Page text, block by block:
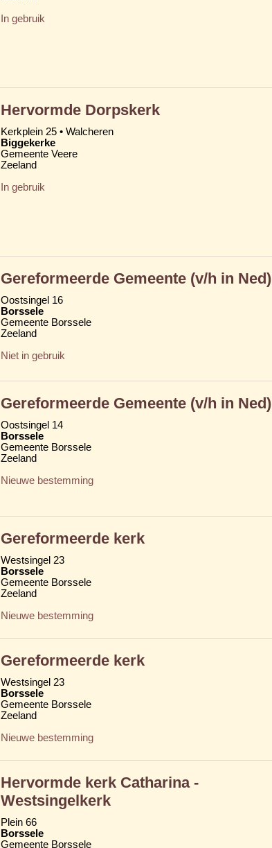
In gebruik
Hervormde Dorpskerk
Kerkplein 25 • Walcheren
Biggekerke
Gemeente Veere
Zeeland
In gebruik
Gereformeerde Gemeente (v/h in Ned)
Oostsingel 16
Borssele
Gemeente Borssele
Zeeland
Niet in gebruik
Gereformeerde Gemeente (v/h in Ned)
Oostsingel 14
Borssele
Gemeente Borssele
Zeeland
Nieuwe bestemming
Gereformeerde kerk
Westsingel 23
Borssele
Gemeente Borssele
Zeeland
Nieuwe bestemming
Gereformeerde kerk
Westsingel 23
Borssele
Gemeente Borssele
Zeeland
Nieuwe bestemming
Hervormde kerk Catharina -
Westsingelkerk
Plein 66
Borssele
Gemeente Borssele